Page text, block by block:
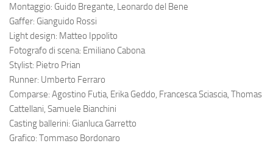
Montaggio: Guido Bregante, Leonardo del Bene
Gaffer: Gianguido Rossi
Light design: Matteo Ippolito
Fotografo di scena: Emiliano Cabona
Stylist: Pietro Prian
Runner: Umberto Ferraro
Comparse: Agostino Futia, Erika Geddo, Francesca Sciascia, Thomas
Cattellani, Samuele Bianchini
Casting ballerini: Gianluca Garretto
Grafico: Tommaso Bordonaro